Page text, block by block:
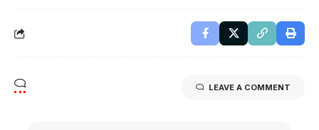
LEAVE A COMMENT